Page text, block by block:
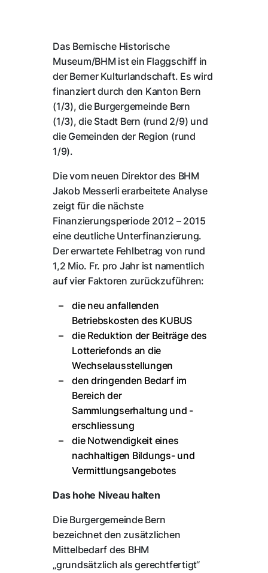
Das Bernische Historische
Museum/BHM ist ein Flaggschiff in
der Berner Kulturlandschaft. Es wird
finanziert durch den Kanton Bern
(1/3), die Burgergemeinde Bern
(1/3), die Stadt Bern (rund 2/9) und
die Gemeinden der Region (rund
1/9).
Die vom neuen Direktor des BHM
Jakob Messerli erarbeitete Analyse
zeigt für die nächste
Finanzierungsperiode 2012 – 2015
eine deutliche Unterfinanzierung.
Der erwartete Fehlbetrag von rund
1,2 Mio. Fr. pro Jahr ist namentlich
auf vier Faktoren zurückzuführen:
die neu anfallenden
Betriebskosten des KUBUS
die Reduktion der Beiträge des
Lotteriefonds an die
Wechselausstellungen
den dringenden Bedarf im
Bereich der
Sammlungserhaltung und -
erschliessung
die Notwendigkeit eines
nachhaltigen Bildungs- und
Vermittlungsangebotes
Das hohe Niveau halten
Die Burgergemeinde Bern
bezeichnet den zusätzlichen
Mittelbedarf des BHM
„grundsätzlich als gerechtfertigt“